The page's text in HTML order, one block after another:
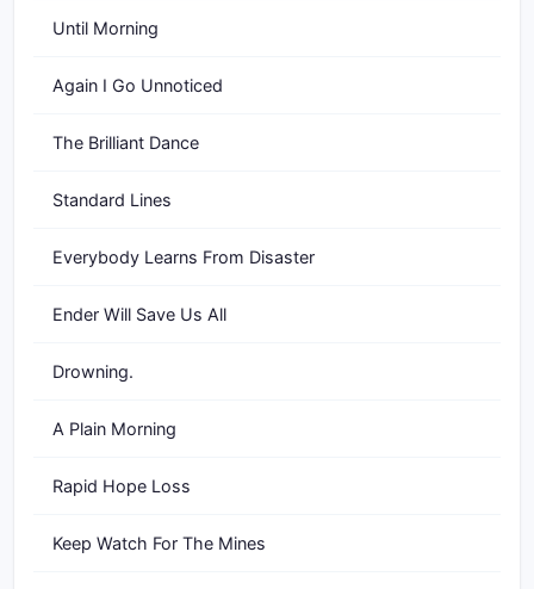
Until Morning
Again I Go Unnoticed
The Brilliant Dance
Standard Lines
Everybody Learns From Disaster
Ender Will Save Us All
Drowning.
A Plain Morning
Rapid Hope Loss
Keep Watch For The Mines